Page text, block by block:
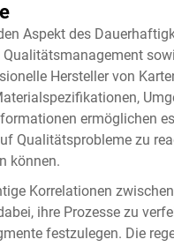
Aspekt des
Hersteller von
ermöglichen
Qualitätsprobleme zu
können.
Korrelationen
ihre Prozesse zu
festzulegen. Die